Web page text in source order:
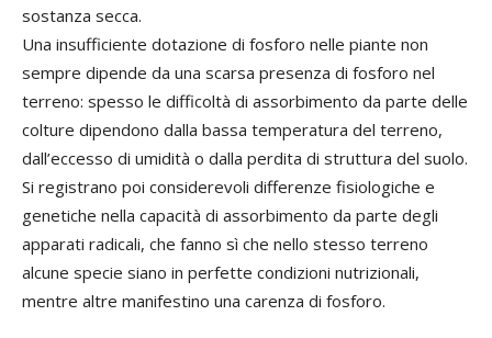
sostanza secca.
Una insufficiente dotazione di fosforo nelle piante non
sempre dipende da una scarsa presenza di fosforo nel
terreno: spesso le difficoltà di assorbimento da parte delle
colture dipendono dalla bassa temperatura del terreno,
dall’eccesso di umidità o dalla perdita di struttura del suolo.
Si registrano poi considerevoli differenze fisiologiche e
genetiche nella capacità di assorbimento da parte degli
apparati radicali, che fanno sì che nello stesso terreno
alcune specie siano in perfette condizioni nutrizionali,
mentre altre manifestino una carenza di fosforo.